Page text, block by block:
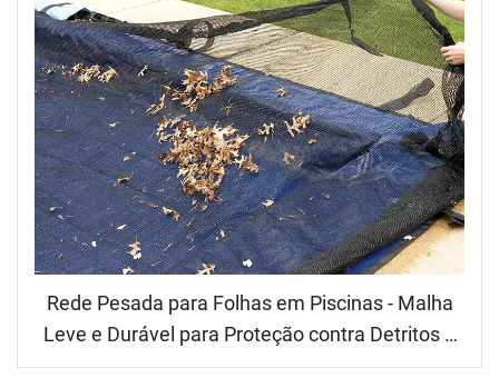
Rede Pesada para Folhas em Piscinas - Malha
Leve e Durável para Proteção contra Detritos e
Folhas em Piscinas Enterradas/Acima do Solo